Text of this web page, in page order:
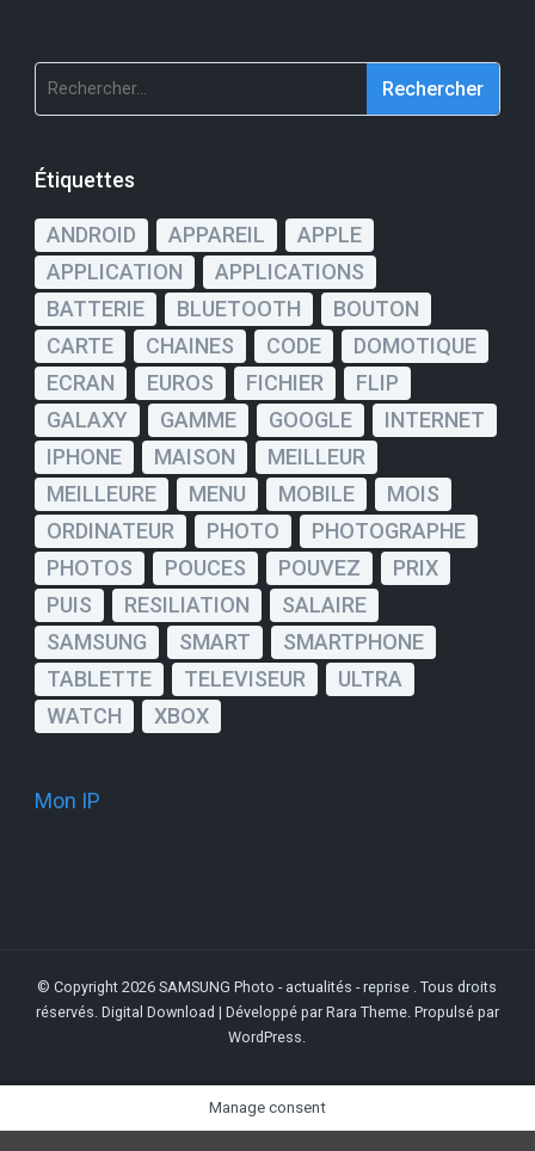
Rechercher :
Étiquettes
ANDROID APPAREIL
APPLE
APPLICATION
APPLICATIONS
BATTERIE
BLUETOOTH
BOUTON
CARTE
CHAINES CODE
DOMOTIQUE
ECRAN
EUROS FICHIER
FLIP
GALAXY
GAMME GOOGLE
INTERNET
IPHONE
MAISON
MEILLEUR
MEILLEURE
MENU MOBILE
MOIS
ORDINATEUR
PHOTO
PHOTOGRAPHE
PHOTOS
POUCES POUVEZ
PRIX
PUIS
RESILIATION
SALAIRE
SAMSUNG
SMART
SMARTPHONE
TABLETTE
TELEVISEUR
ULTRA
WATCH
XBOX
Mon IP
© Copyright 2026SAMSUNG Photo - actualités - reprise . Tous droits
réservés. Digital Download | Développé par Rara Theme . Propulsé par
WordPress
Manage consent